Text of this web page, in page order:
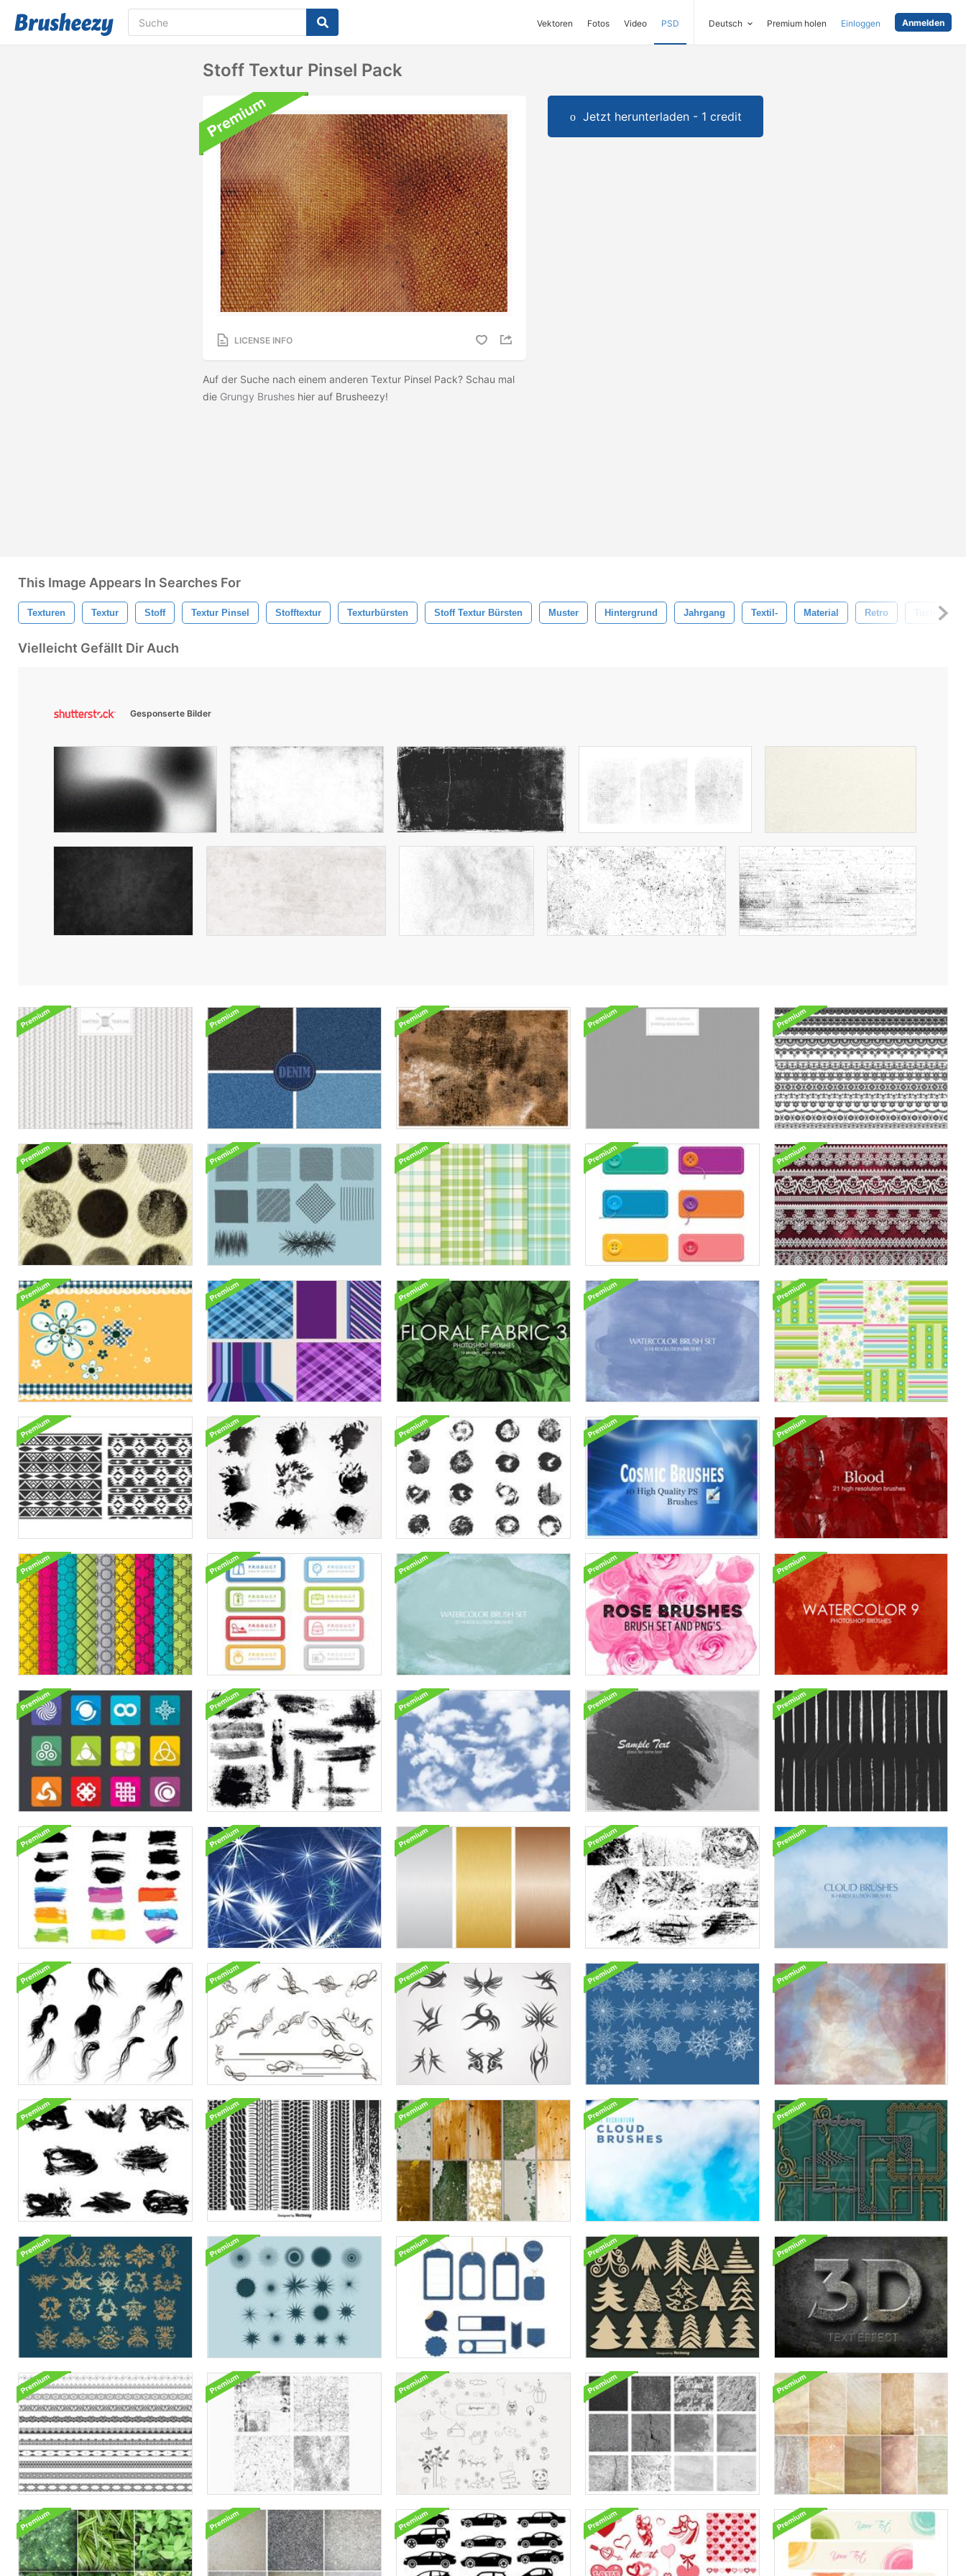
Vektoren Fotos Video PSD Deutsch Premium holen Einloggen Anmelden
Stoff Textur Pinsel Pack
LICENSE INFO
Auf der Suche nach einem anderen Textur Pinsel Pack? Schau mal
die Grungy Brushes hier auf Brusheezy!
Jetzt herunterladen - 1 credit
This Image Appears In Searches For
Texturen Textur Stoff Textur Pinsel Stofftextur Texturbürsten Stoff Textur Bürsten Muster Hintergrund Jahrgang Textil- Material Retro Tuch
Vielleicht Gefällt Dir Auch
Gesponserte Bilder